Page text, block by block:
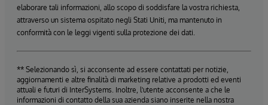
elaborare tali informazioni, allo scopo di soddisfare la vostra richiesta,
attraverso un sistema ospitato negli Stati Uniti, ma mantenuto in
conformità con le leggi vigenti sulla protezione dei dati.
** Selezionando sì, si acconsente ad essere contattati per notizie,
aggiornamenti e altre finalità di marketing relative a prodotti ed eventi
attuali e futuri di InterSystems. Inoltre, l'utente acconsente a che le
informazioni di contatto della sua azienda siano inserite nella nostra